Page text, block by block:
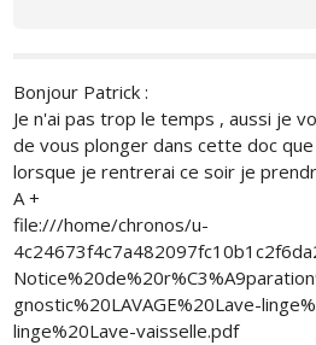
Bonjour Patrick :
Je n'ai pas trop le temps , aussi je
de vous plonger dans cette doc
lorsque je rentrerai ce soir je
A +
file:///home/chronos/u-
gnostic%20LAVAGE%20Lave-
linge%20Lave-vaisselle.pdf